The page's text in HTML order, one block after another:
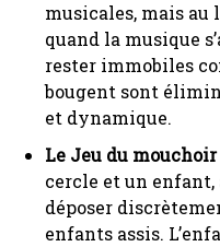
musicales, mais au
quand la musique
rester immobiles
bougent sont
et dynamique.
Le Jeu du mouchoir
cercle et un
déposer
enfants assis.